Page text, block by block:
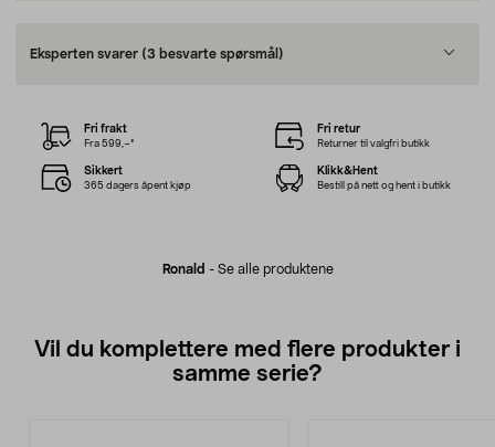
Eksperten svarer (3 besvarte spørsmål)
Ronald - Se alle produktene
Fri frakt
Fra 599,–*
Fri retur
Returner til valgfri butikk
Sikkert
365 dagers åpent kjøp
Klikk&Hent
Bestill på nett og hent i butikk
Vil du komplettere med flere produkter i
samme serie?